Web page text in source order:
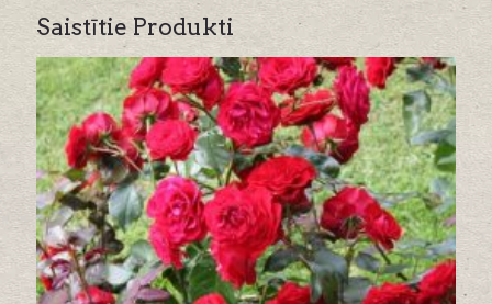
Saistītie Produkti